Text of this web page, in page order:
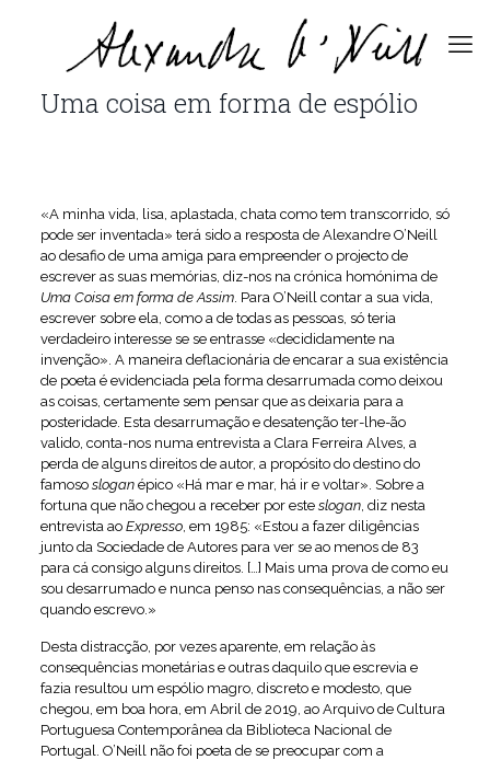
Uma coisa em forma de espólio
«A minha vida, lisa, aplastada, chata como tem transcorrido, só
pode ser inventada» terá sido a resposta de Alexandre O’Neill
ao desafio de uma amiga para empreender o projecto de
escrever as suas memórias, diz-nos na crónica homónima de
Uma Coisa em forma de Assim. Para O’Neill contar a sua vida,
escrever sobre ela, como a de todas as pessoas, só teria
verdadeiro interesse se se entrasse «decididamente na
invenção». A maneira deflacionária de encarar a sua existência
de poeta é evidenciada pela forma desarrumada como deixou
as coisas, certamente sem pensar que as deixaria para a
posteridade. Esta desarrumação e desatenção ter-lhe-ão
valido, conta-nos numa entrevista a Clara Ferreira Alves, a
perda de alguns direitos de autor, a propósito do destino do
famoso sloganépico «Há mar e mar, há ir e voltar». Sobre a
fortuna que não chegou a receber por este slogan, diz nesta
entrevista ao Expresso, em 1985: «Estou a fazer diligências
junto da Sociedade de Autores para ver se ao menos de 83
para cá consigo alguns direitos. […] Mais uma prova de como eu
sou desarrumado e nunca penso nas consequências, a não ser
quando escrevo.»
Desta distracção, por vezes aparente, em relação às
consequências monetárias e outras daquilo que escrevia e
fazia resultou um espólio magro, discreto e modesto, que
chegou, em boa hora, em Abril de 2019, ao Arquivo de Cultura
Portuguesa Contemporânea da Biblioteca Nacional de
Portugal. O’Neill não foi poeta de se preocupar com a